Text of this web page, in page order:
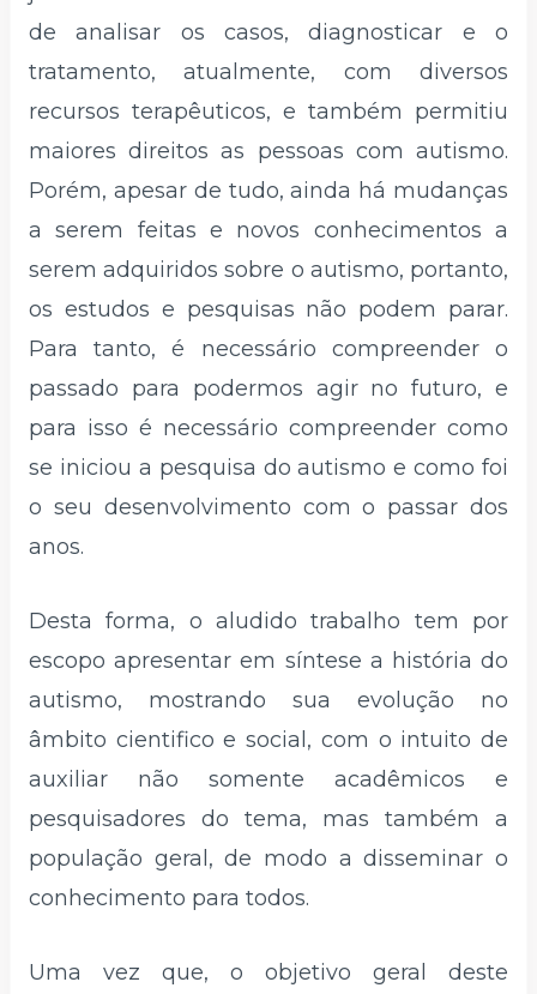
de analisar os casos, diagnosticar e o
tratamento, atualmente, com diversos
recursos terapêuticos, e também permitiu
maiores direitos as pessoas com autismo.
Porém, apesar de tudo, ainda há mudanças
a serem feitas e novos conhecimentos a
serem adquiridos sobre o autismo, portanto,
os estudos e pesquisas não podem parar.
Para tanto, é necessário compreender o
passado para podermos agir no futuro, e
para isso é necessário compreender como
se iniciou a pesquisa do autismo e como foi
o seu desenvolvimento com o passar dos
anos.
Desta forma, o aludido trabalho tem por
escopo apresentar em síntese a história do
autismo, mostrando sua evolução no
âmbito cientifico e social, com o intuito de
auxiliar não somente acadêmicos e
pesquisadores do tema, mas também a
população geral, de modo a disseminar o
conhecimento para todos.
Uma vez que, o objetivo geral deste